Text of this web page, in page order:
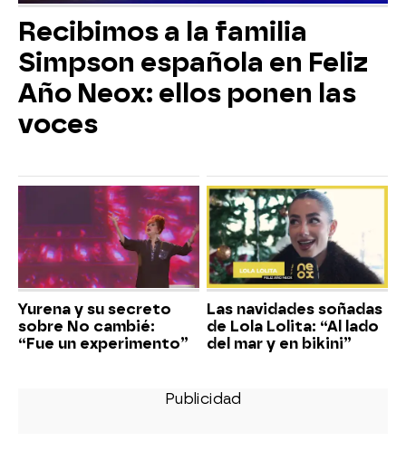
Recibimos a la familia
Simpson española en Feliz
Año Neox: ellos ponen las
voces
Yurena y su secreto
sobre No cambié:
“Fue un experimento”
Las navidades soñadas
de Lola Lolita: “Al lado
del mar y en bikini”